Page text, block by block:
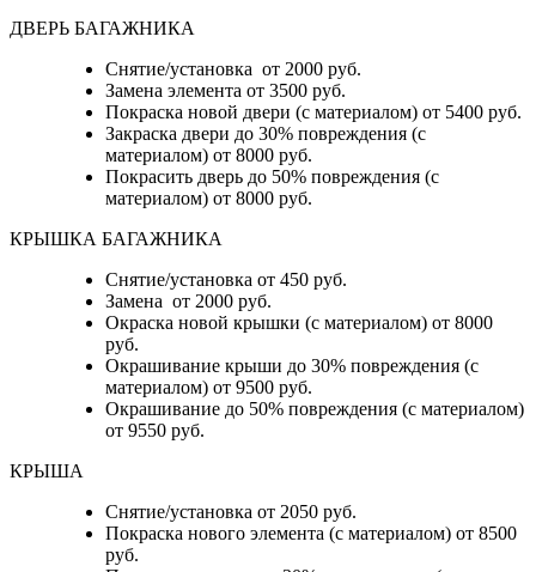
ДВЕРЬ БАГАЖНИКА
Снятие/установка от 2000 руб.
Замена элемента от 3500 руб.
Покраска новой двери (с материалом) от 5400 руб.
Закраска двери до 30% повреждения (с
материалом) от 8000 руб.
Покрасить дверь до 50% повреждения (с
материалом) от 8000 руб.
КРЫШКА БАГАЖНИКА
Снятие/установка от 450 руб.
Замена от 2000 руб.
Окраска новой крышки (с материалом) от 8000
руб.
Окрашивание крыши до 30% повреждения (с
материалом) от 9500 руб.
Окрашивание до 50% повреждения (с материалом)
от 9550 руб.
КРЫША
Снятие/установка от 2050 руб.
Покраска нового элемента (с материалом) от 8500
руб.